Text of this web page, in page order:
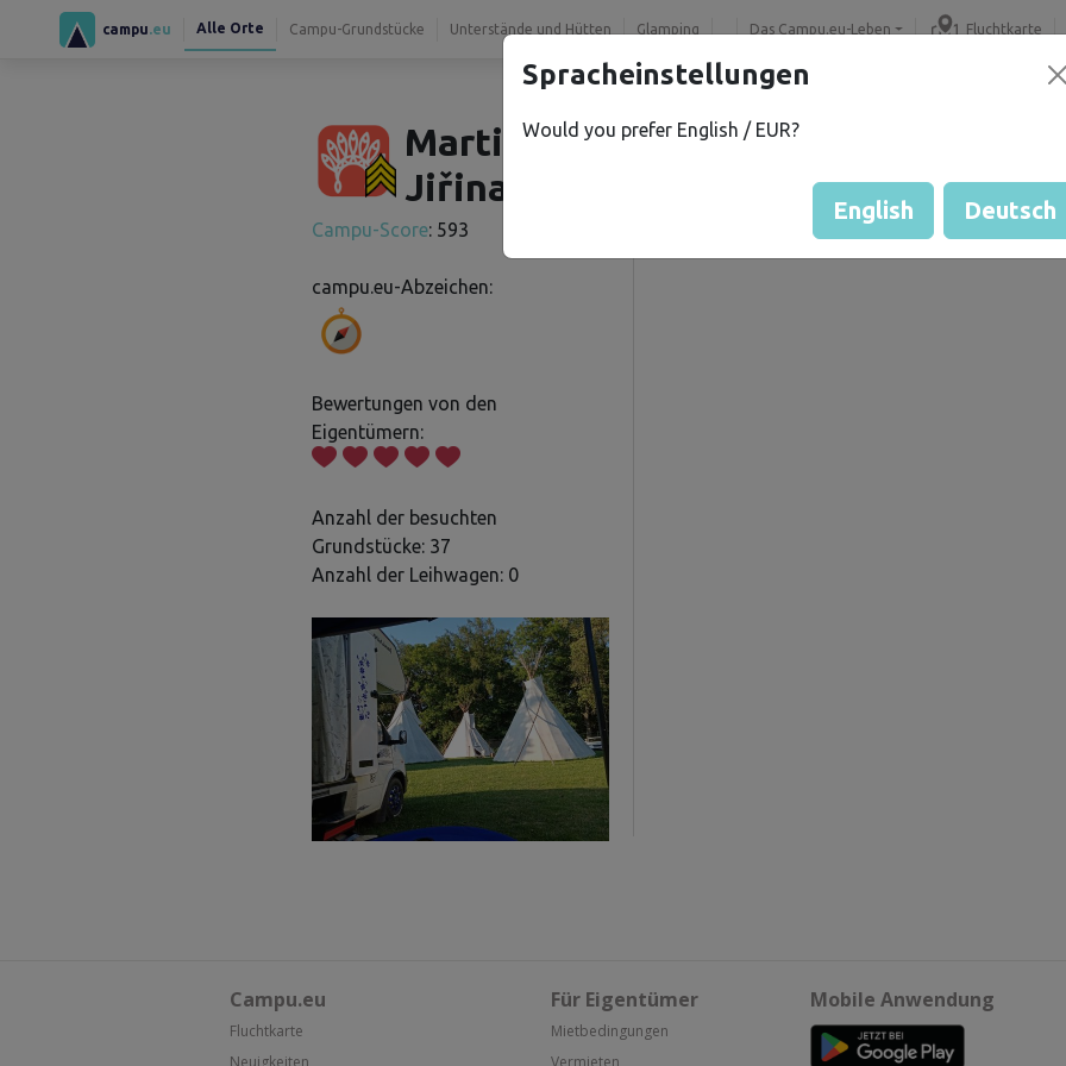
campu .eu Alle Orte Campu-Grundstücke Unterstände und Hütten Glamping Das Campu.eu-Leben Fluchtkarte
Martin a
Jiřina K.
Campu-Score: 593
campu.eu-Abzeichen:
Bewertungen von den
Eigentümern:
Anzahl der besuchten
Grundstücke: 37
Anzahl der Leihwagen: 0
Gästebewertung durch
Bewertung der Grundstücke
Campu.eu
Fluchtkarte
Neuigkeiten
Für Eigentümer
Mietbedingungen
Vermieten
Mobile Anwendung
Spracheinstellungen
Would you prefer English / EUR?
English Deutsch